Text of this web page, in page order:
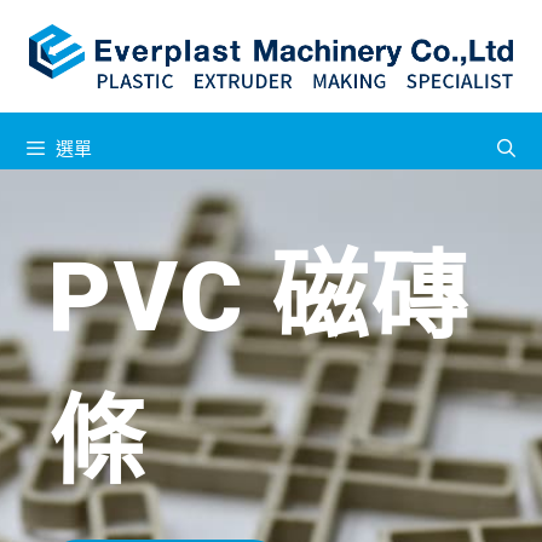
選單
PVC 磁磚
條